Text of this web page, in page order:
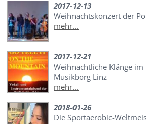
2017-12-13
Weihnachtskonzert der
mehr...
2017-12-21
Weihnachtliche Klänge im
Musikborg Linz
mehr...
2018-01-26
Die Sportaerobic-